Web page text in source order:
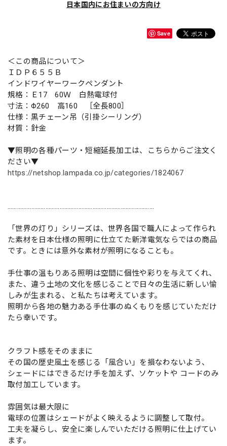
日本国内にお住まいの方向け
Save
＜この商品について＞
ＩＤＰ６５５Ｂ
インドワイヤーワークペンダント
規格：Ｅ17 60Ｗ 白熱電球付
寸法：Φ260 高160 ［全長800］
仕様：黒チェーン吊（引掛シーリング）
材質：針金
▼照明の各種パーツ・短縮延長加工は、こちらからご注文く
ださい▼
https://netshop.lampada.co.jp/categories/1824067
…………………………………………………………………………………
「世界の灯り」シリーズは、世界各国で職人によって作られ
た素材を日本仕様の照明に仕立てた新洋電気ならではの商品
です。ときには意外な素材が照明になることも。
手仕事の温もりある照明は空間に個性や彩りを与えてくれ、
また、違う土地の文化を感じることで日々の生活に新しい愉
しみが生まれる、と私たちは考えています。
照明から各地の魅力ある手仕事のぬくもりを感じていただけ
たら幸いです。
クラフト感をそのままに
その国の歴史風土を感じる「風合い」を損なわないよう、
シェードにはできるだけ手を加えず、ソケットや コードのみ
取付加工しています。
雰囲気は最大限に
電球の位置はシェードがよく映えるように調整して取付。
工夫を凝らし、安全に楽しんでいただける照明に仕上げてい
ます。